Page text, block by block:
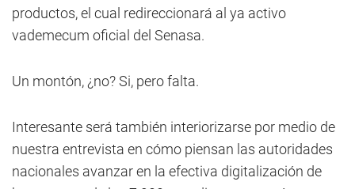
productos, el cual redireccionará al ya activo
vademecum oficial del Senasa.
Un montón, ¿no? Si, pero falta.
Interesante será también interiorizarse por medio de
nuestra entrevista en cómo piensan las autoridades
nacionales avanzar en la efectiva digitalización de